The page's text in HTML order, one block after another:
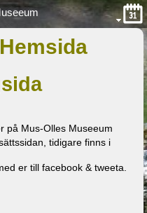
på Mus-Olles Museeum
tidigare finns i
er till facebook & tweeta.